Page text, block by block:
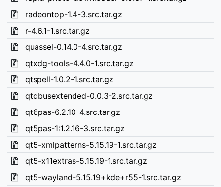
radeontop-1.4-3.src.tar.gz
r-4.6.1-1.src.tar.gz
quassel-0.14.0-4.src.tar.gz
qtxdg-tools-4.4.0-1.src.tar.gz
qtspell-1.0.2-1.src.tar.gz
qtdbusextended-0.0.3-2.src.tar.gz
qt6pas-6.2.10-4.src.tar.gz
qt5pas-1:1.2.16-3.src.tar.gz
qt5-xmlpatterns-5.15.19-1.src.tar.gz
qt5-x11extras-5.15.19-1.src.tar.gz
qt5-wayland-5.15.19+kde+r55-1.src.tar.gz